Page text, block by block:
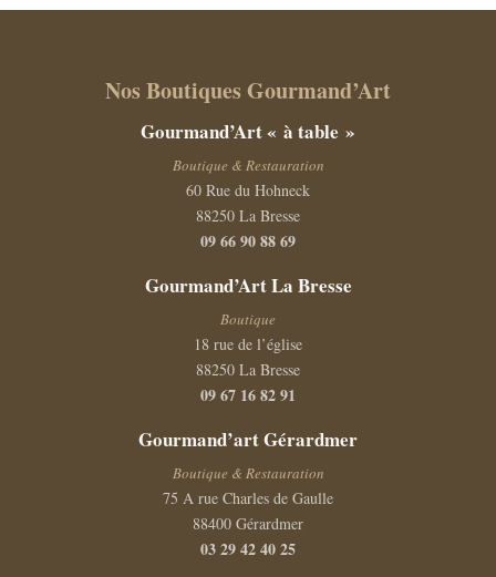
Nos Boutiques Gourmand’Art
Gourmand’Art « à table »
Boutique & Restauration
60 Rue du Hohneck
88250 La Bresse
09 66 90 88 69
Gourmand’Art La Bresse
Boutique
18 rue de l’église
88250 La Bresse
09 67 16 82 91
Gourmand’art Gérardmer
Boutique & Restauration
75 A rue Charles de Gaulle
88400 Gérardmer
03 29 42 40 25